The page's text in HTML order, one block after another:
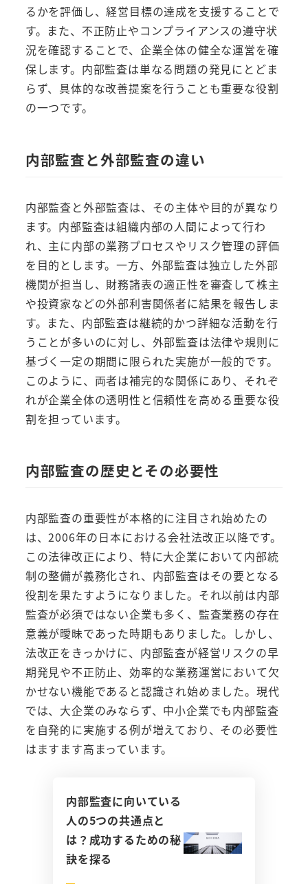
るかを評価し、経営目標の達成を支援することで
す。また、不正防止やコンプライアンスの遵守状
況を確認することで、企業全体の健全な運営を確
保します。内部監査は単なる問題の発見にとどま
らず、具体的な改善提案を行うことも重要な役割
の一つです。
内部監査と外部監査の違い
内部監査と外部監査は、その主体や目的が異なり
ます。内部監査は組織内部の人間によって行わ
れ、主に内部の業務プロセスやリスク管理の評価
を目的とします。一方、外部監査は独立した外部
機関が担当し、財務諸表の適正性を審査して株主
や投資家などの外部利害関係者に結果を報告しま
す。また、内部監査は継続的かつ詳細な活動を行
うことが多いのに対し、外部監査は法律や規則に
基づく一定の期間に限られた実施が一般的です。
このように、両者は補完的な関係にあり、それぞ
れが企業全体の透明性と信頼性を高める重要な役
割を担っています。
内部監査の歴史とその必要性
内部監査の重要性が本格的に注目され始めたの
は、2006年の日本における会社法改正以降です。
この法律改正により、特に大企業において内部統
制の整備が義務化され、内部監査はその要となる
役割を果たすようになりました。それ以前は内部
監査が必須ではない企業も多く、監査業務の存在
意義が曖昧であった時期もありました。しかし、
法改正をきっかけに、内部監査が経営リスクの早
期発見や不正防止、効率的な業務運営において欠
かせない機能であると認識され始めました。現代
では、大企業のみならず、中小企業でも内部監査
を自発的に実施する例が増えており、その必要性
はますます高まっています。
内部監査に向いている
人の5つの共通点と
は？成功するための秘
訣を探る